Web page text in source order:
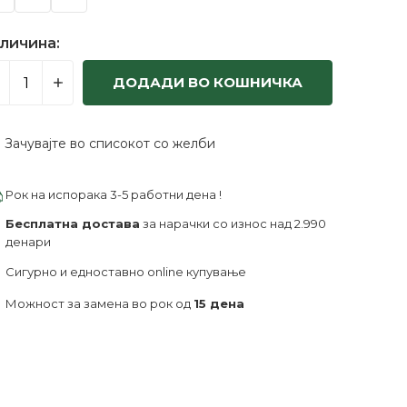
ДОДАДИ ВО КОШНИЧКА
Зачувајте во списокот со желби
Рок на испорака 3-5 работни дена !
Бесплатна достава за нарачки со износ над 2.990
денари
Сигурно и едноставно online купување
Можност за замена во рок од 15 дена